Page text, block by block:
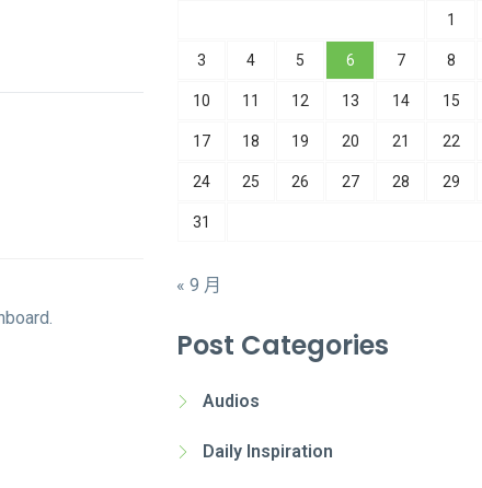
1
3 4 5 6 7 8
10 11 12 13 14 15
17 18 19 20 21 22
24 25 26 27 28 29
31
« 9 月
Post Categories
Audios
Daily Inspiration